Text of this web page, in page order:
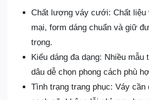
Chất lượng váy cưới: Chất liệu
mại, form dáng chuẩn và giữ
trọng.
Kiểu dáng đa dạng: Nhiều mẫu
dâu dễ chọn phong cách phù
Tình trạng trang phục: Váy